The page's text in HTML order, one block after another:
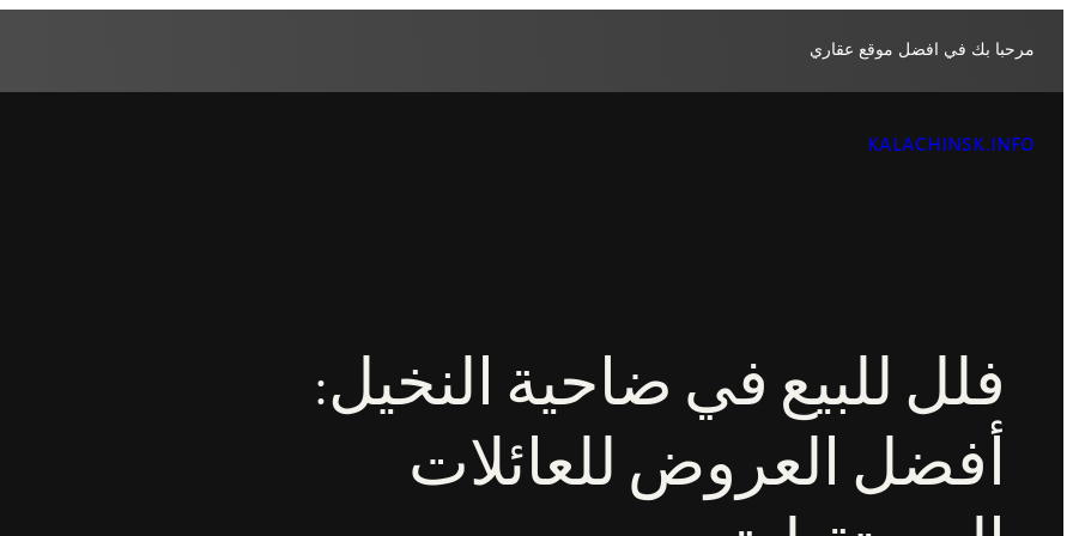
المحتوى
مرحبا بك في افضل موقع عقاري
kalachinsk.info
فلل للبيع في ضاحية النخيل:
أفضل العروض للعائلات